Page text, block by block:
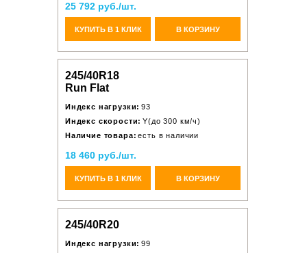
25 792 руб./шт.
КУПИТЬ В 1 КЛИК В КОРЗИНУ
245/40R18
Run Flat
Индекс нагрузки: 93
Индекс скорости: Y(до 300 км/ч)
Наличие товара: есть в наличии
18 460 руб./шт.
КУПИТЬ В 1 КЛИК В КОРЗИНУ
245/40R20
Индекс нагрузки: 99